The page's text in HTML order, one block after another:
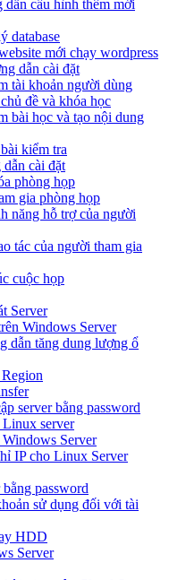
dẫn cấu hình thêm mới
database
mới chạy wordpress
dẫn cài đặt
tài khoản người dùng
đề và khóa học
bài học và tạo nội dung
kiểm tra
cài đặt
phòng họp
gia phòng họp
năng hỗ trợ của người
tác của người tham gia
cuộc họp
Server
Windows Server
dẫn tăng dung lượng ổ
server bằng password
server
Server
IP cho Linux Server
password
sử dụng đối với tài
HDD
Server